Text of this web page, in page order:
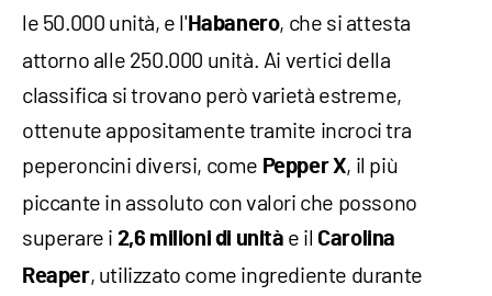
le 50.000 unità, e l' Habanero, che si attesta
attorno alle 250.000 unità. Ai vertici della
classifica si trovano però varietà estreme,
ottenute appositamente tramite incroci tra
peperoncini diversi, come Pepper X, il più
piccante in assoluto con valori che possono
superare i 2,6 milioni di unità e il Carolina
Reaper, utilizzato come ingrediente durante